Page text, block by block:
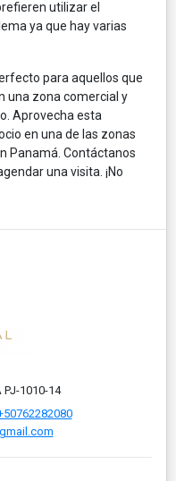
utilizar el
ya que hay varias
para aquellos que
una zona comercial y
Aprovecha esta
en una de las zonas
Panamá. Contáctanos
una visita. ¡No
1010-14